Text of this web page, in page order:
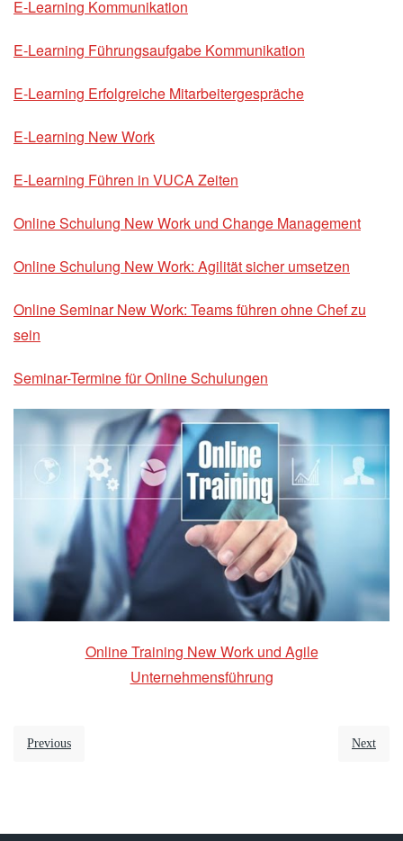
E-Learning Kommunikation
E-Learning Führungsaufgabe Kommunikation
E-Learning Erfolgreiche Mitarbeitergespräche
E-Learning New Work
E-Learning Führen in VUCA Zeiten
Online Schulung New Work und Change Management
Online Schulung New Work: Agilität sicher umsetzen
Online Seminar New Work: Teams führen ohne Chef zu
sein
Seminar-Termine für Online Schulungen
Online Training New Work und Agile
Unternehmensführung
Previous Next